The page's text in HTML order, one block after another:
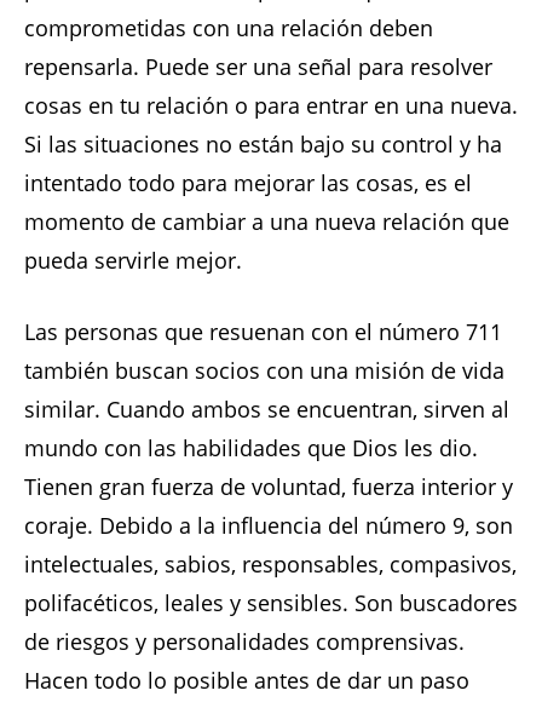
comprometidas con una relación deben
repensarla. Puede ser una señal para resolver
cosas en tu relación o para entrar en una nueva.
Si las situaciones no están bajo su control y ha
intentado todo para mejorar las cosas, es el
momento de cambiar a una nueva relación que
pueda servirle mejor.
Las personas que resuenan con el número 711
también buscan socios con una misión de vida
similar. Cuando ambos se encuentran, sirven al
mundo con las habilidades que Dios les dio.
Tienen gran fuerza de voluntad, fuerza interior y
coraje. Debido a la influencia del número 9, son
intelectuales, sabios, responsables, compasivos,
polifacéticos, leales y sensibles. Son buscadores
de riesgos y personalidades comprensivas.
Hacen todo lo posible antes de dar un paso